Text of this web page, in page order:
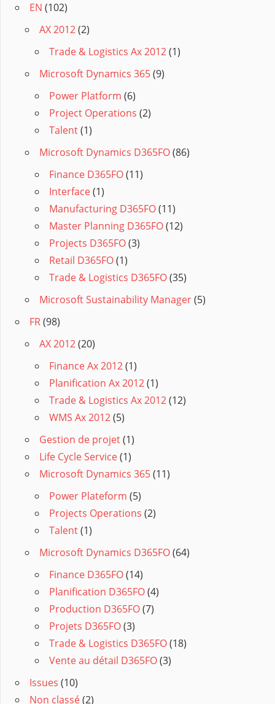
EN (102)
AX 2012(2)
Trade & Logistics Ax 2012(1)
Microsoft Dynamics 365(9)
Power Platform (6)
Project Operations (2)
Talent(1)
Microsoft Dynamics D365FO(86)
Finance D365FO(11)
Interface(1)
Manufacturing D365FO(11)
Master Planning D365FO(12)
Projects D365FO(3)
Retail D365FO(1)
Trade & Logistics D365FO(35)
Microsoft Sustainability Manager(5)
FR(98)
AX 2012(20)
Finance Ax 2012(1)
Planification Ax 2012(1)
Trade & Logistics Ax 2012(12)
WMS Ax 2012(5)
Gestion de projet(1)
Life Cycle Service(1)
Microsoft Dynamics 365(11)
Power Plateform (5)
Projects Operations (2)
Talent(1)
Microsoft Dynamics D365FO(64)
Finance D365FO(14)
Planification D365FO(4)
Production D365FO(7)
Projets D365FO(3)
Trade & Logistics D365FO(18)
Vente au détail D365FO(3)
Issues (10)
Non classé(2)